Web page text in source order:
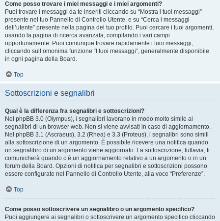
Come posso trovare i miei messaggi e i miei argomenti?
Puoi trovare i messaggi da te inseriti cliccando su “Mostra i tuoi messaggi”
presente nel tuo Pannello di Controllo Utente, e su “Cerca i messaggi
dell’utente” presente nella pagina del tuo profilo. Puoi cercare i tuoi argomenti,
usando la pagina di ricerca avanzata, compilando i vari campi
opportunamente. Puoi comunque trovare rapidamente i tuoi messaggi,
cliccando sull’omonima funzione “I tuoi messaggi”, generalmente disponibile
in ogni pagina della Board.
Top
Sottoscrizioni e segnalibri
Qual è la differenza fra segnalibri e sottoscrizioni?
Nel phpBB 3.0 (Olympus), i segnalibri lavorano in modo molto simile ai
segnalibri di un browser web. Non si viene avvisati in caso di aggiornamento.
Nel phpBB 3.1 (Ascraeus), 3.2 (Rhea) e 3.3 (Proteus), i segnalibri sono simili
alla sottoscrizione di un argomento. È possibile ricevere una notifica quando
un segnalibro di un argomento viene aggiornato. La sottoscrizione, tuttavia, ti
comunicherà quando c’è un aggiornamento relativo a un argomento o in un
forum della Board. Opzioni di notifica per segnalibri e sottoscrizioni possono
essere configurate nel Pannello di Controllo Utente, alla voce “Preferenze”.
Top
Come posso sottoscrivere un segnalibro o un argomento specifico?
Puoi aggiungere ai segnalibri o sottoscrivere un argomento specifico cliccando